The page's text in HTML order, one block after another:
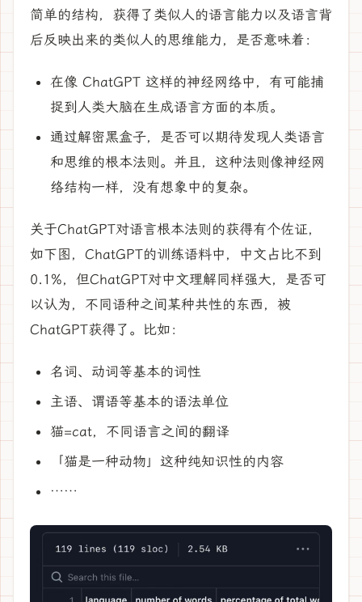
简单的结构，获得了类似人的语言能力以及语言背
后反映出来的类似人的思维能力，是否意味着：
在像 ChatGPT 这样的神经网络中，有可能捕
捉到人类大脑在生成语言方面的本质。
通过解密黑盒子，是否可以期待发现人类语言
和思维的根本法则。并且，这种法则像神经网
络结构一样，没有想象中的复杂。
关于ChatGPT对语言根本法则的获得有个佐证，
如下图，ChatGPT的训练语料中，中文占比不到
0.1%，但ChatGPT对中文理解同样强大，是否可
以认为，不同语种之间某种共性的东西，被
ChatGPT获得了。比如：
名词、动词等基本的词性
主语、谓语等基本的语法单位
猫=cat，不同语言之间的翻译
「猫是一种动物」这种纯知识性的内容
……